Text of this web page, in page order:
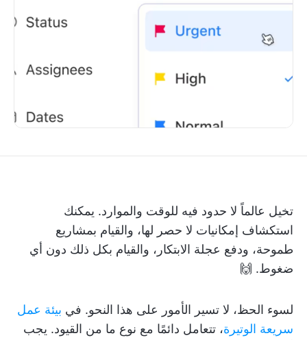
تخيل عالماً لا حدود فيه للوقت والموارد. يمكنك
استكشاف إمكانيات لا حصر لها، والقيام بمشاريع
طموحة، ودفع عجلة الابتكار، والقيام بكل ذلك دون أي
ضغوط. 🙌
لسوء الحظ، لا تسير الأمور على هذا النحو. في بيئة عمل
سريعة الوتيرة، تتعامل دائمًا مع نوع ما من القيود. يجب